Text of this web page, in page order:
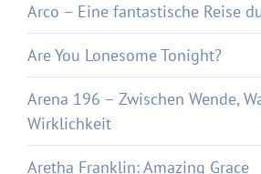
Arco – Eine fantastische Reise
Are You Lonesome Tonight?
Arena 196 – Zwischen Wende,
Wirklichkeit
Aretha Franklin: Amazing Grace